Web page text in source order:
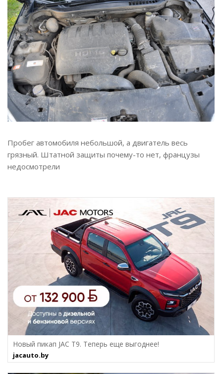
Пробег автомобиля небольшой, а двигатель весь
грязный. Штатной защиты почему-то нет, французы
недосмотрели
Новый пикап JAC T9. Теперь еще выгоднее!
jacauto.by